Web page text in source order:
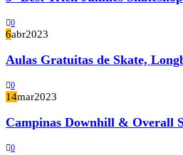
0
6abr2023
Aulas Gratuitas de Skate,
0
14mar2023
Campinas Downhill & Overall
0